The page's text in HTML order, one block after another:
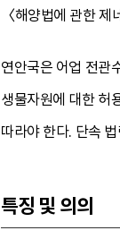
〈해양법에 관한
연안국은 어업 전관
생물자원에 대한 허
따라야 한다. 단속
특징 및 의의